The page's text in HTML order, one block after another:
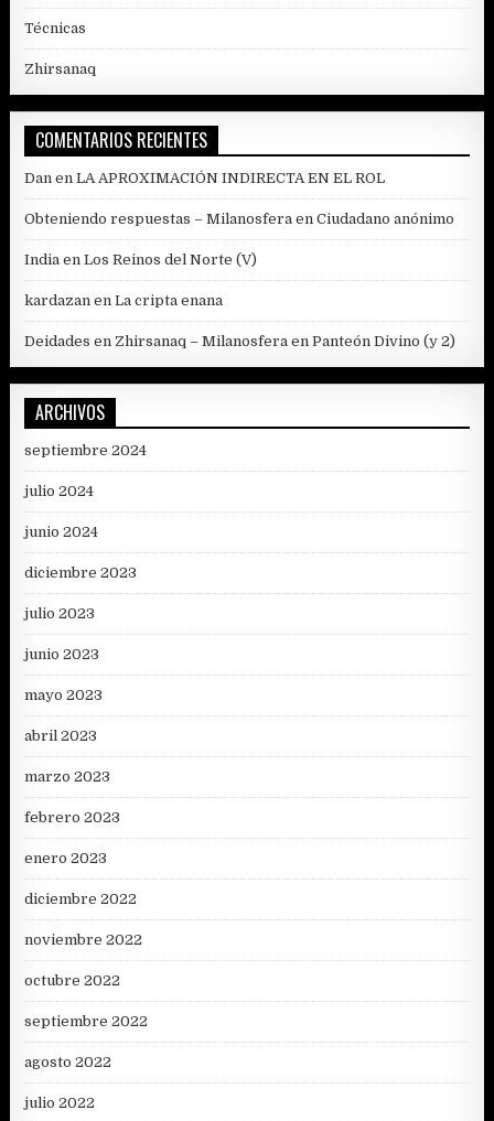
Técnicas
Zhirsanaq
COMENTARIOS RECIENTES
Dan enLA APROXIMACIÓN INDIRECTA EN EL ROL
Obteniendo respuestas – Milanosfera enCiudadano anónimo
India enLos Reinos del Norte (V)
kardazan enLa cripta enana
Deidades en Zhirsanaq – Milanosfera enPanteón Divino (y 2)
ARCHIVOS
septiembre 2024
julio 2024
junio 2024
diciembre 2023
julio 2023
junio 2023
mayo 2023
abril 2023
marzo 2023
febrero 2023
enero 2023
diciembre 2022
noviembre 2022
octubre 2022
septiembre 2022
agosto 2022
julio 2022